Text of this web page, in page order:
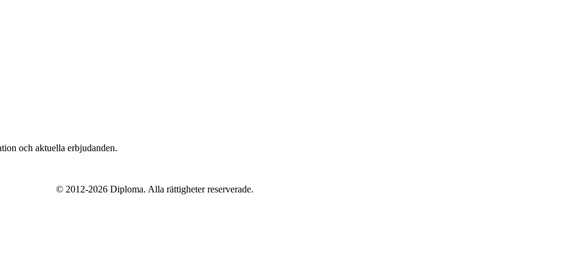
och aktuella erbjudanden.
© 2012-2026 Diploma. Alla rättigheter reserverade.